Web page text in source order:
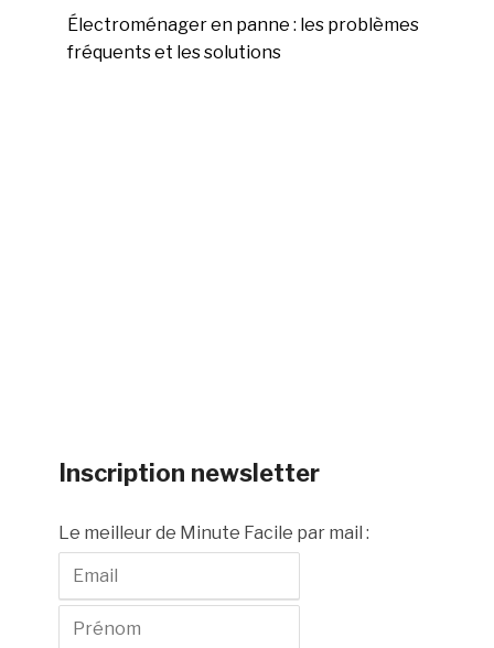
Électroménager en panne : les problèmes
fréquents et les solutions
Inscription newsletter
Le meilleur de Minute Facile par mail :